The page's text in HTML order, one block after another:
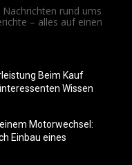
rund ums
– alles auf einen
Beim Kauf
Wissen
Motorwechsel:
Einbau eines